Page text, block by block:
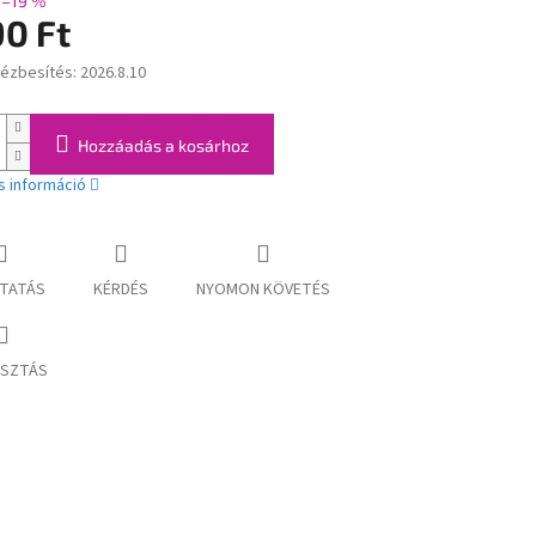
Ft
2026.8.10
Hozzáadás a kosárhoz
információ
KÉRDÉS NYOMON KÖVETÉS